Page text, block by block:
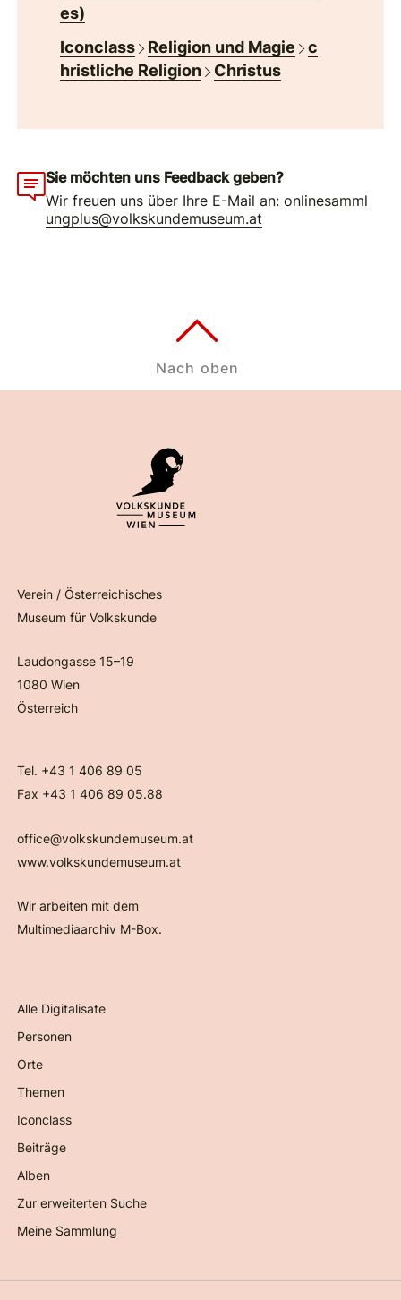
es)
Iconclass
Religion und Magie
c
hristliche Religion
Christus
Sie möchten uns Feedback geben?
Wir freuen uns über Ihre E-Mail an:onlinesamml
ungplus@volkskundemuseum.at
Verein / Österreichisches
Museum für Volkskunde
Laudongasse 15–19
1080 Wien
Österreich
Tel. +43 1 406 89 05
Fax +43 1 406 89 05.88
office@volkskundemuseum.at
www.volkskundemuseum.at
Wir arbeiten mit dem
Multimediaarchiv M-Box.
Alle Digitalisate
Personen
Orte
Themen
Iconclass
Beiträge
Alben
Zur erweiterten Suche
Meine Sammlung
Nach oben